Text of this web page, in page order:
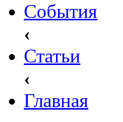
События
‹
Статьи
‹
Главная